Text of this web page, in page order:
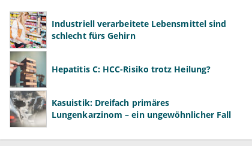
Institutionen des Gesundheitswesens, die Fraktionen
des Deutschen Bundestages überregionale
Tageszeitungen, sowie Ärztezeitungen gesandt.Bis zum
heutige Tage hat lediglich das RKI reagiert und die
Kenntnisnahme bestätigt.Das Kommentarfeld lässt es
leider nicht zu, den Inhalt unseres offenen
Briefes"primum nil nocere, secundum cavere, tertium
sanare" wider zu geben.
Industriell verarbeitete Lebensmittel sind
schlecht fürs Gehirn
Hepatitis C: HCC-Risiko trotz Heilung?
Kasuistik: Dreifach primäres
Lungenkarzinom – ein ungewöhnlicher Fall